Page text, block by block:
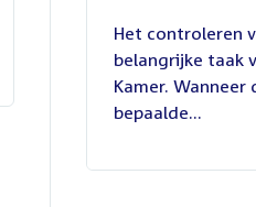
juli
2026
Het controleren
belangrijke taak
Kamer. Wanneer
bepaalde...